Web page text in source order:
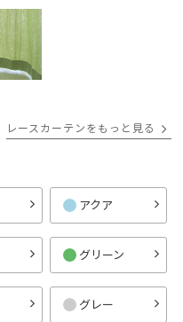
レースカーテンをもっと見る
アクア
グリーン
グレー